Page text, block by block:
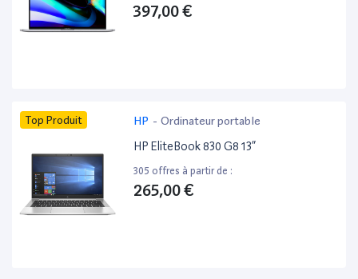
397,00 €
Top Produit HP - Ordinateur portable
HP EliteBook 830 G8 13”
305 offres à partir de :
265,00 €